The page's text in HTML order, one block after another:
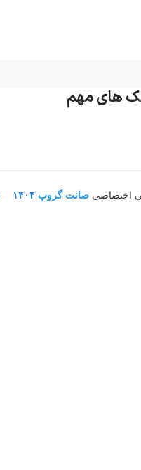
های مهم
اختصاصی صانت گروپ ۱۴۰۴